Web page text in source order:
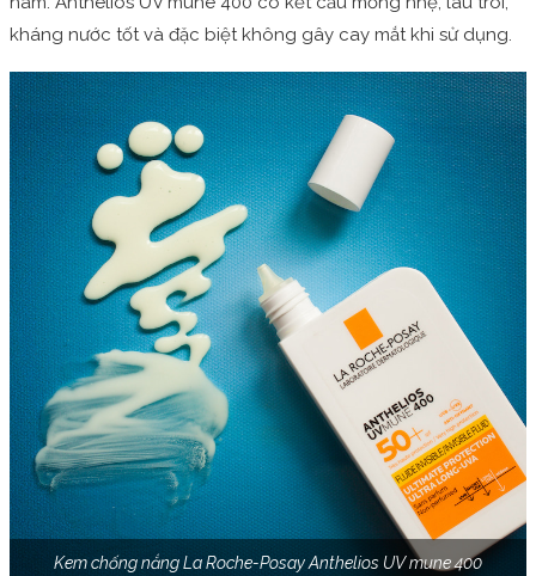
kháng nước tốt và đặc biệt không gây cay mắt khi sử dụng.
Kem chống nắng La Roche-Posay Anthelios UV mune 400